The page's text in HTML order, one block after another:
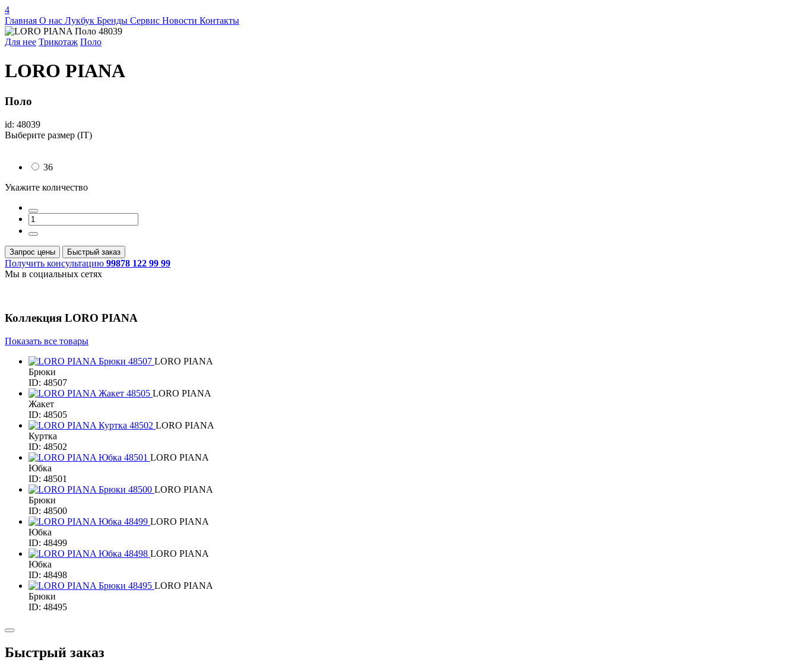
4
Главная О нас Лукбук Бренды Сервис Новости Контакты
Для нее Трикотаж Поло
LORO PIANA
Поло
id: 48039
Выберите размер (IT)
36
Укажите количество
Запрос цены Быстрый заказ
Получить консультацию 99878 122 99 99
Мы в социальных сетях
Коллекция LORO PIANA
Показать все товары
LORO PIANA
Брюки
ID: 48507
LORO PIANA
Жакет
ID: 48505
LORO PIANA
Куртка
ID: 48502
LORO PIANA
Юбка
ID: 48501
LORO PIANA
Брюки
ID: 48500
LORO PIANA
Юбка
ID: 48499
LORO PIANA
Юбка
ID: 48498
LORO PIANA
Брюки
ID: 48495
Быстрый заказ